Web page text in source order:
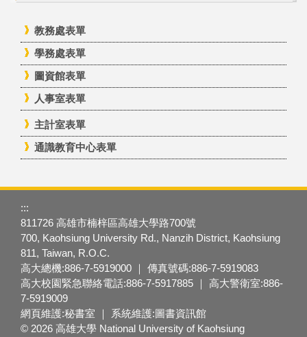
教務處表單
學務處表單
圖資館表單
人事室表單
主計室表單
通識教育中心表單
:::
811726 高雄市楠梓區高雄大學路700號
700, Kaohsiung University Rd., Nanzih District, Kaohsiung
811, Taiwan, R.O.C.
高大總機:886-7-5919000 ｜ 傳真號碼:886-7-5919083
高大校園緊急聯絡電話:886-7-5917885 ｜ 高大警衛室:886-
7-5919009
網頁維護:秘書室 ｜ 系統維護:圖書資訊館
© 2026 高雄大學 National University of Kaohsiung